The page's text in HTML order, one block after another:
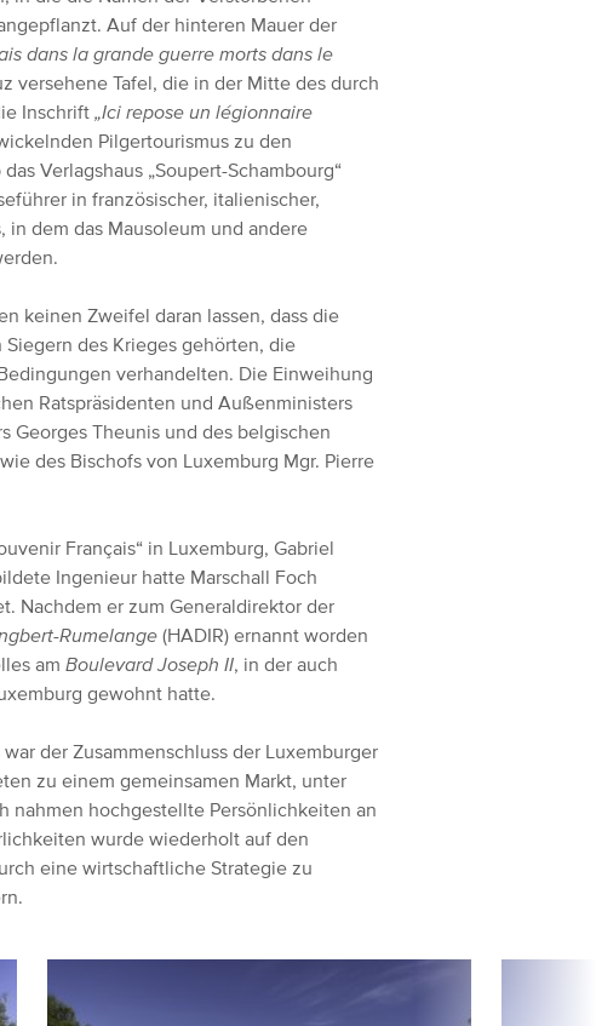
Auf der hinteren Mauer der
dans la grande guerre morts dans le
versehene Tafel, die in der Mitte des durch
Inschrift„Ici repose un légionnaire
Pilgertourismus zu den
Verlagshaus „Soupert-Schambourg“
in französischer, italienischer,
dem das Mausoleum und andere
keinen Zweifel daran lassen, dass die
des Krieges gehörten, die
verhandelten. Die Einweihung
Ratspräsidenten und Außenministers
Georges Theunis und des belgischen
des Bischofs von Luxemburg Mgr. Pierre
Français“ in Luxemburg, Gabriel
Ingenieur hatte Marschall Foch
Nachdem er zum Generaldirektor der
Rumelange (HADIR) ernannt worden
amBoulevard Joseph II, in der auch
gewohnt hatte.
der Zusammenschluss der Luxemburger
zu einem gemeinsamen Markt, unter
nahmen hochgestellte Persönlichkeiten an
wurde wiederholt auf den
eine wirtschaftliche Strategie zu